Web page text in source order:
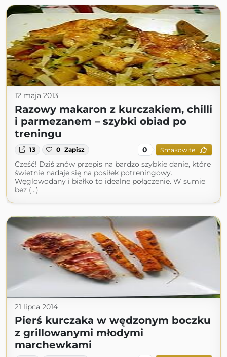
12 maja 2013
Razowy makaron z kurczakiem, chilli
i parmezanem – szybki obiad po
treningu
13 0 Zapisz 0 Smakowite
Cześć! Dziś znów przepis na bardzo szybkie danie, które
świetnie nadaje się na posiłek potreningowy.
Węglowodany i białko to idealne połączenie. W sumie
bez (...)
21 lipca 2014
Pierś kurczaka w wędzonym boczku
z grillowanymi młodymi
marchewkami